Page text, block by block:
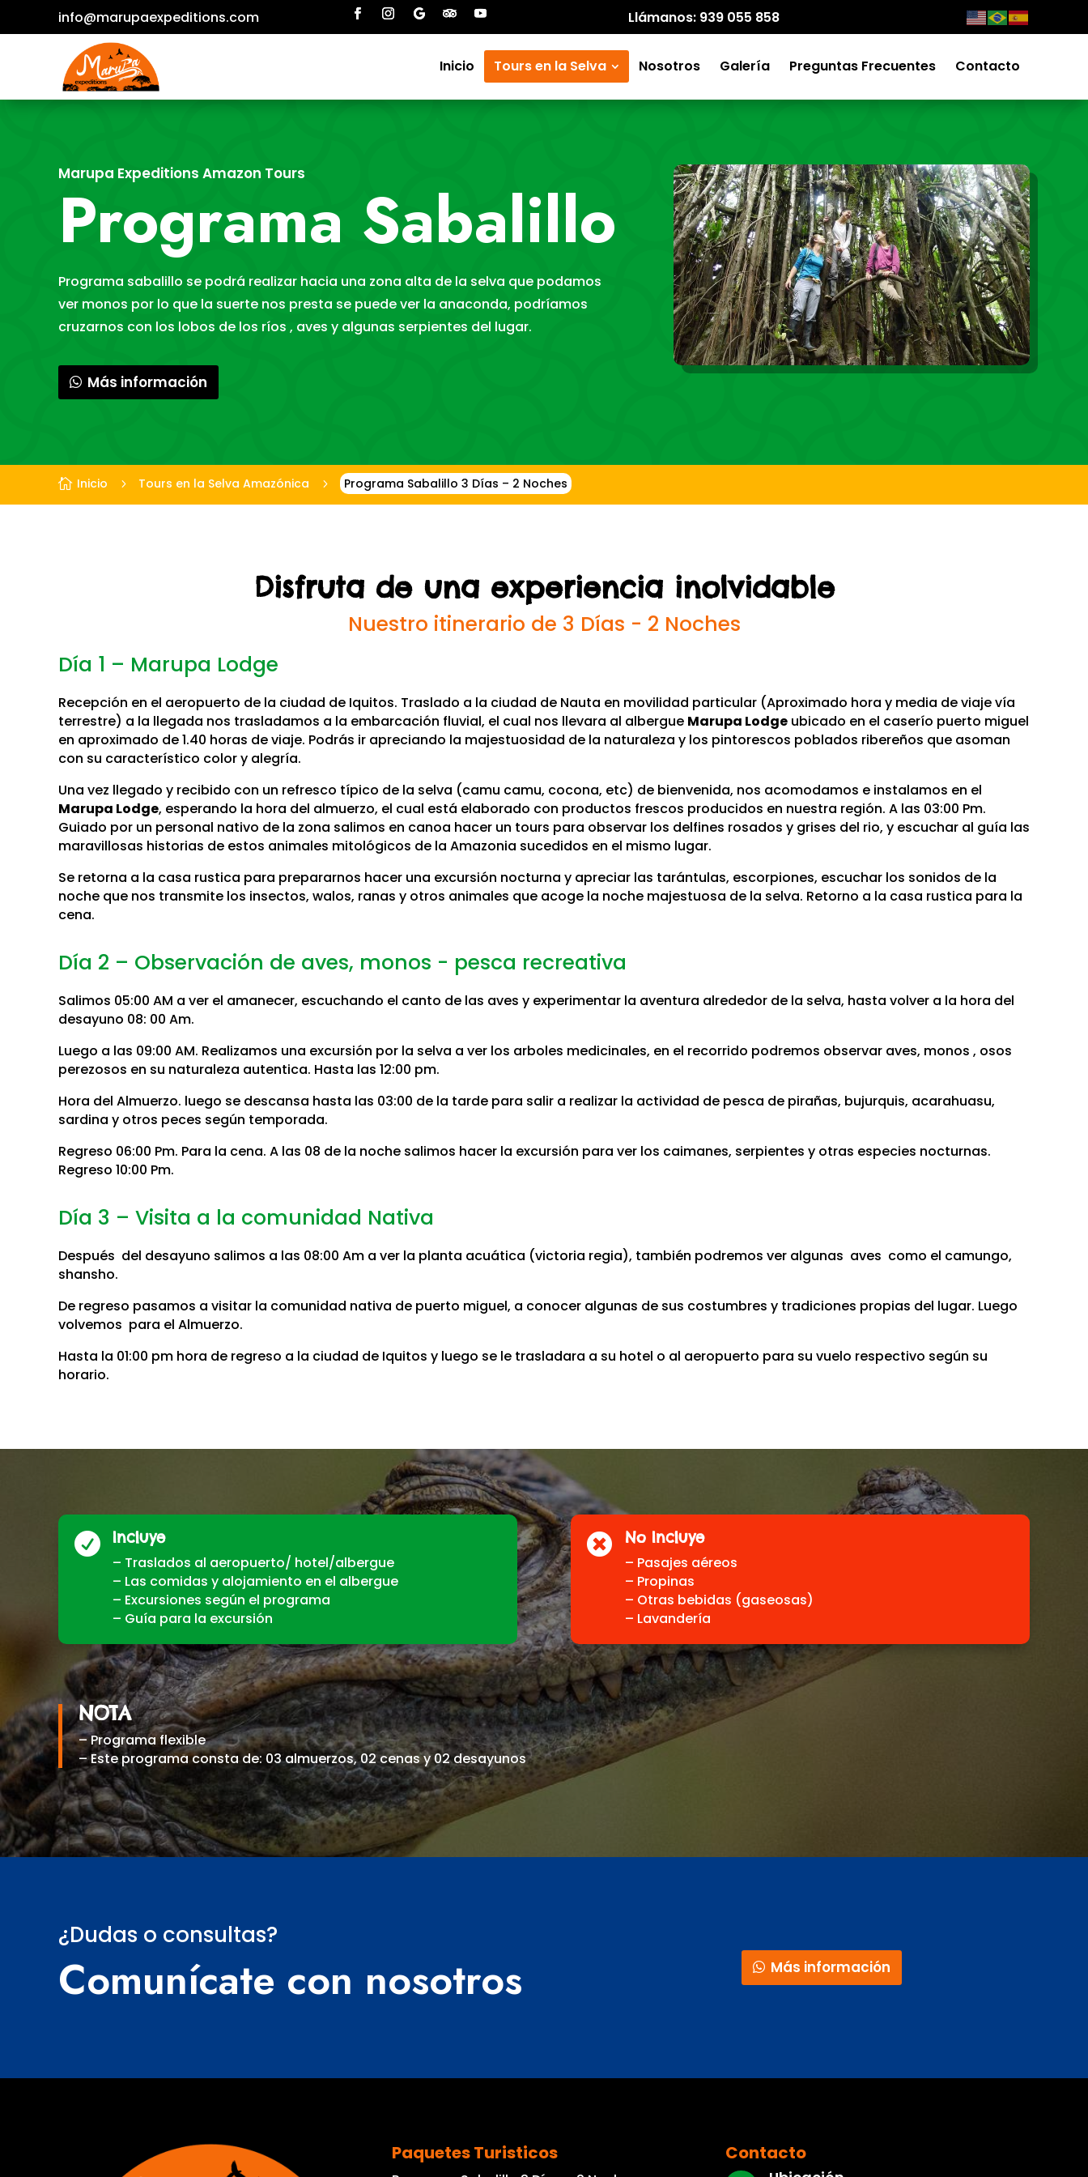
info@marupaexpeditions.com Llámanos: 939 055 858
Inicio Tours en la Selva Nosotros Galería Preguntas Frecuentes Contacto
Marupa Expeditions Amazon Tours
Programa Sabalillo
Programa sabalillo se podrá realizar hacia una zona alta de la selva que podamos
ver monos por lo que la suerte nos presta se puede ver la anaconda, podríamos
cruzarnos con los lobos de los ríos , aves y algunas serpientes del lugar.
Más información
 Inicio 5 Tours en la Selva Amazónica 5 Programa Sabalillo 3 Días – 2 Noches
Disfruta de una experiencia inolvidable
Nuestro itinerario de 3 Días - 2 Noches
Día 1 – Marupa Lodge
Recepción en el aeropuerto de la ciudad de Iquitos. Traslado a la ciudad de Nauta en movilidad particular (Aproximado hora y media de viaje vía
terrestre) a la llegada nos trasladamos a la embarcación fluvial, el cual nos llevara al albergue Marupa Lodge ubicado en el caserío puerto miguel
en aproximado de 1.40 horas de viaje. Podrás ir apreciando la majestuosidad de la naturaleza y los pintorescos poblados ribereños que asoman
con su característico color y alegría.
Una vez llegado y recibido con un refresco típico de la selva (camu camu, cocona, etc) de bienvenida, nos acomodamos e instalamos en el
Marupa Lodge, esperando la hora del almuerzo, el cual está elaborado con productos frescos producidos en nuestra región. A las 03:00 Pm.
Guiado por un personal nativo de la zona salimos en canoa hacer un tours para observar los delfines rosados y grises del rio, y escuchar al guía las
maravillosas historias de estos animales mitológicos de la Amazonia sucedidos en el mismo lugar.
Se retorna a la casa rustica para prepararnos hacer una excursión nocturna y apreciar las tarántulas, escorpiones, escuchar los sonidos de la
noche que nos transmite los insectos, walos, ranas y otros animales que acoge la noche majestuosa de la selva. Retorno a la casa rustica para la
cena.
Día 2 – Observación de aves, monos - pesca recreativa
Salimos 05:00 AM a ver el amanecer, escuchando el canto de las aves y experimentar la aventura alrededor de la selva, hasta volver a la hora del
desayuno 08: 00 Am.
Luego a las 09:00 AM. Realizamos una excursión por la selva a ver los arboles medicinales, en el recorrido podremos observar aves, monos , osos
perezosos en su naturaleza autentica. Hasta las 12:00 pm.
Hora del Almuerzo. luego se descansa hasta las 03:00 de la tarde para salir a realizar la actividad de pesca de pirañas, bujurquis, acarahuasu,
sardina y otros peces según temporada.
Regreso 06:00 Pm. Para la cena. A las 08 de la noche salimos hacer la excursión para ver los caimanes, serpientes y otras especies nocturnas.
Regreso 10:00 Pm.
Día 3 – Visita a la comunidad Nativa
Después del desayuno salimos a las 08:00 Am a ver la planta acuática (victoria regia), también podremos ver algunas aves como el camungo,
shansho.
De regreso pasamos a visitar la comunidad nativa de puerto miguel, a conocer algunas de sus costumbres y tradiciones propias del lugar. Luego
volvemos para el Almuerzo.
Hasta la 01:00 pm hora de regreso a la ciudad de Iquitos y luego se le trasladara a su hotel o al aeropuerto para su vuelo respectivo según su
horario.

Incluye
– Traslados al aeropuerto/ hotel/albergue
– Las comidas y alojamiento en el albergue
– Excursiones según el programa
– Guía para la excursión

No Incluye
– Pasajes aéreos
– Propinas
– Otras bebidas (gaseosas)
– Lavandería
NOTA
– Programa flexible
– Este programa consta de: 03 almuerzos, 02 cenas y 02 desayunos
¿Dudas o consultas?
Comunícate con nosotros Más información
Paquetes Turisticos Contacto